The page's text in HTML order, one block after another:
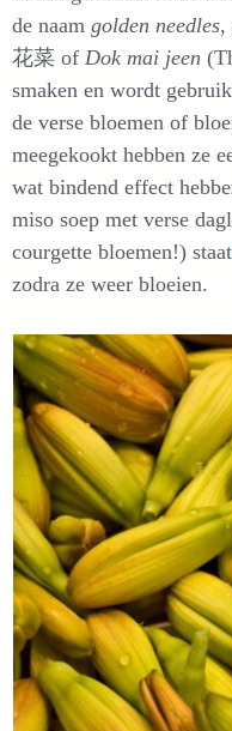
de naam golden needles,
花菜 of Dok mai jeen
smaken en wordt
de verse bloemen of
meegekookt hebben ze
wat bindend effect
miso soep met verse
courgette bloemen!) staat
zodra ze weer bloeien.